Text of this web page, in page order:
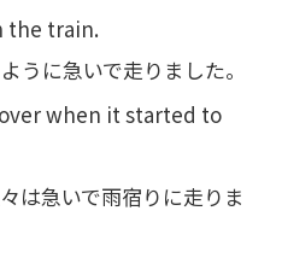
the train.
うに急いで走りました。
when it started to
は急いで雨宿りに走りま